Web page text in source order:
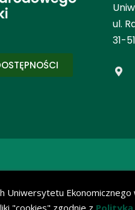
ul.
31-
Uniwersytetu Ekonomicznego
"cookies" zgodnie z Polityką